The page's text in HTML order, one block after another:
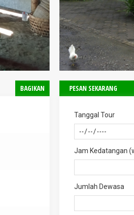
BAGIKAN PESAN SEKARANG
Tanggal Tour
Jam Kedatangan
Jumlah Dewasa